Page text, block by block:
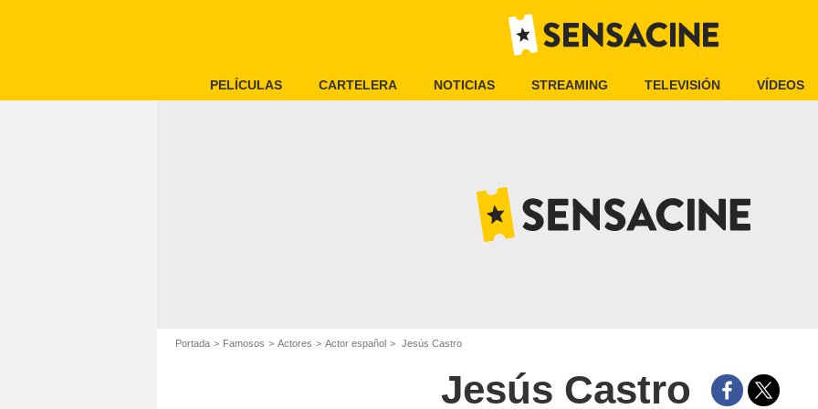
PELÍCULAS CARTELERA NOTICIAS STREAMING TELEVISIÓN VÍDEOS
Portada Famosos Actores Actor español Jesús Castro
Jesús Castro